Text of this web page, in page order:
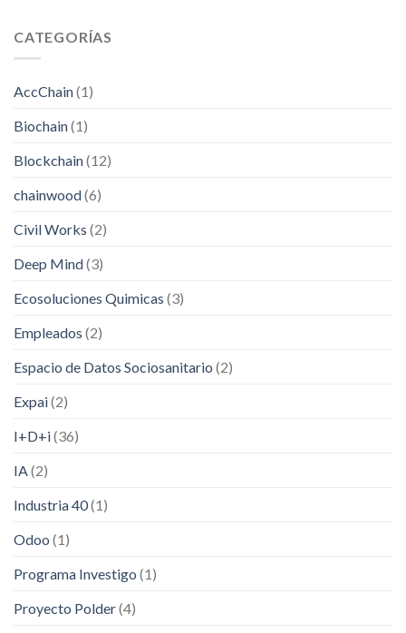
CATEGORÍAS
AccChain(1)
Biochain(1)
Blockchain(12)
chainwood(6)
Civil Works (2)
Deep Mind(3)
Ecosoluciones Quimicas (3)
Empleados (2)
Espacio de Datos Sociosanitario (2)
Expai(2)
I+D+i(36)
IA(2)
Industria 40(1)
Odoo (1)
Programa Investigo (1)
Proyecto Polder(4)